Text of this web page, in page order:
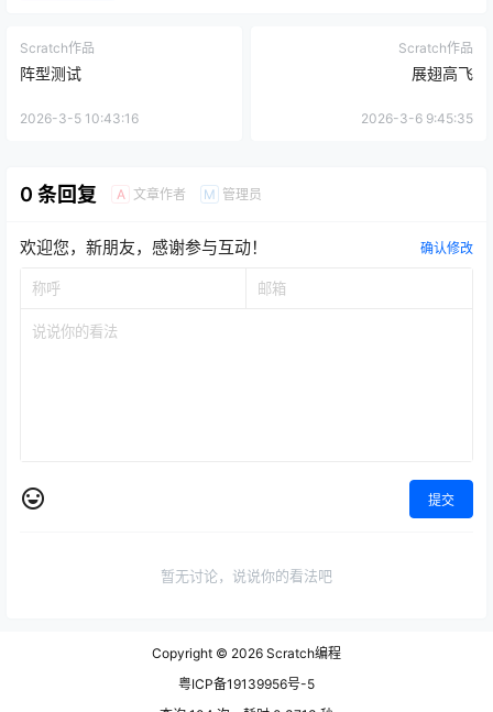
Scratch作品
阵型测试
2026-3-5 10:43:16
Scratch作品
展翅高飞
2026-3-6 9:45:35
0 条回复 A 文章作者 M 管理员
欢迎您，新朋友，感谢参与互动！ 确认修改
提交
暂无讨论，说说你的看法吧
Copyright © 2026 Scratch编程
粤ICP备19139956号-5